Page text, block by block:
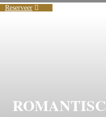
Reserveer